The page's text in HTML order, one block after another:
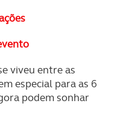
viveu entre as
especial para as 6
podem sonhar